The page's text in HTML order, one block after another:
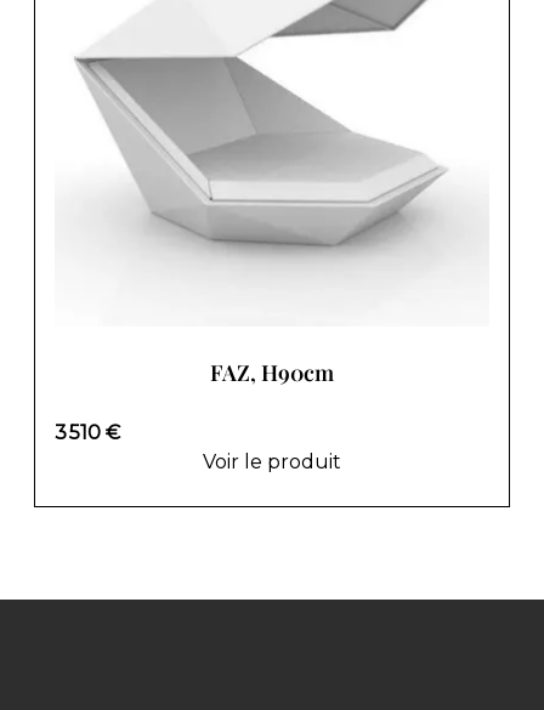
FAZ, H90cm
3 510 €
Voir le produit